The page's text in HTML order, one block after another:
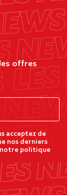
offres
acceptez de
nos derniers
notre politique